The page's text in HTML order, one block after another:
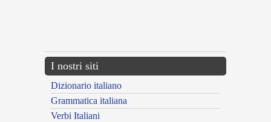
I nostri siti
Dizionario italiano
Grammatica italiana
Verbi Italiani